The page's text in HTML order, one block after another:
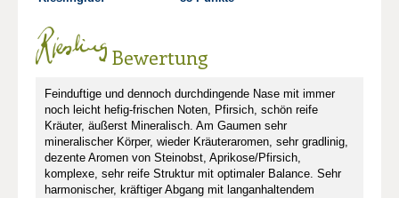
Bewertung
Feinduftige und dennoch durchdingende Nase mit immer
noch leicht hefig-frischen Noten, Pfirsich, schön reife
Kräuter, äußerst Mineralisch. Am Gaumen sehr
mineralischer Körper, wieder Kräuteraromen, sehr gradlinig,
dezente Aromen von Steinobst, Aprikose/Pfirsich,
komplexe, sehr reife Struktur mit optimaler Balance. Sehr
harmonischer, kräftiger Abgang mit langanhaltendem